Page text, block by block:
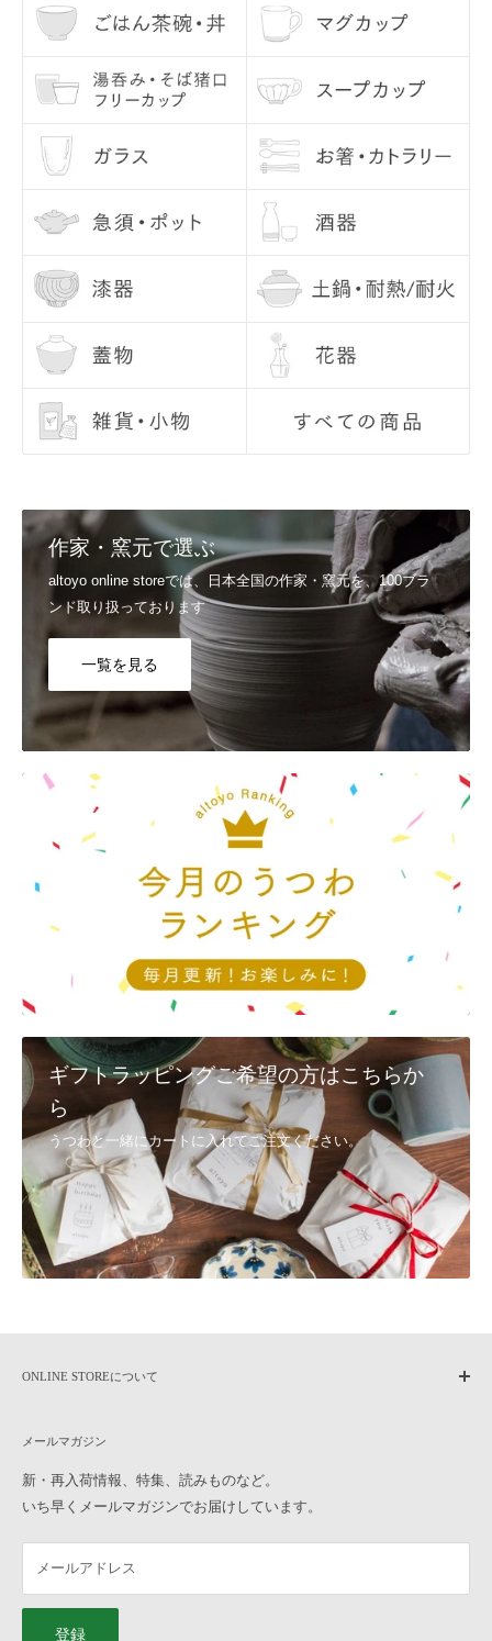
サンドペーパーで少し磨いてからご使用ください。
お使いになる際には、一度うつわに水を含ませてあげてください。水
に通してあげることで、においや汚れを防いでくれます。 （特に汚れ
が気になる方は、水を張って気泡が出なくなるまで十分に水を吸わせ
がありますが、乾くと消えますので、ご安心ください。
基本的に、手洗いをおすすめしております。洗った後は、十分に乾燥
させてから収納してください。 金彩・銀彩・赤絵のうつわは、電子レ
ンジを使用しないようにしてください。
Q6, お届け日の指定はできますか？
配送日のご希望につきましては、注文日より7日目以降の日付でご指
定いただけます。 お時間、置き配指定も合わせてご利用いただけま
す。 ご指定なしの場合は、最短でお届けいたします。
詳しくはご利用ガイドの 配送日のご希望、商品のお届け日
さい。
Shop Pay / Google Pay / Apple Pay / PayPal
▼クレジットカード決済
VISA / Mastercard / JCB / American Express / Diners Club
▼電子マネー決済
楽天ペイ / Paypay / メルペイ
詳しくはご利用ガイドの
支払い方法をご覧ください。
Q8, カートに入れたのに買えませんでした。
システムの都合上、「カートに入れる＝在庫を確保」ではございませ
ん。他のお客様が先に注文を完了した場合には、カートに入れていた
としても、完売してしまう場合もございます。ご了承ください。
Q9, 返品・交換は、対応可能でしょうか？
①配送時の破損
②注文と異なる商品・不良品
商品到着後3日以内に、メール又は電話(092-404-0968)で連絡し、 着
・代替品が在庫にある場合は、速やかに交換、発送させていただきま
す。
・在庫切れの商品に関しましては、後日発送、またはご返金とさせて
いただきます。
・メールでのご連絡は、
お問い合わせからお願いいたします。
③お客様のご都合（イメージと異なるなど） お客様のご都合による返
品・交換につきましては、未使用に限りお受けいたします。
商品到着後7日以内に こちらまでご連絡いただいた後、元払いにてご
返送ください。
8日以上過ぎた場合の返品・交換のご要望は、お受けできなくなりま
す。ご了承ください。
いたします。
・一度でもご使用になられた商品
・商品到着後8日以上経過した商品
・お取り置き、ご予約の商品
いですか？
「ギフトラッピングの色」と「ギフトタグの種類」を選んで、うつわ
と一緒にカートに入れてご注文ください。 ギフトラッピングについ
お問い合わせ内容
送信
作家・窯元で選ぶ
altoyo online storeでは、日本全国の作家・窯元を、100ブラ
ンド取り扱っております
一覧を見る
ギフトラッピングご希望の方はこちらか
ら
うつわと一緒にカートに入れてご注文ください。
メールマガジン
新・再入荷情報、特集、読みものなど。
いち早くメールマガジンでお届けしています。
メールアドレス
登録
ONLINE STOREについて
作家もののうつわについて
よくある質問
ご利用ガイド
横浜元町店へのお問い合わせ
特定商取引法に基づく表記
プライバシーポリシー